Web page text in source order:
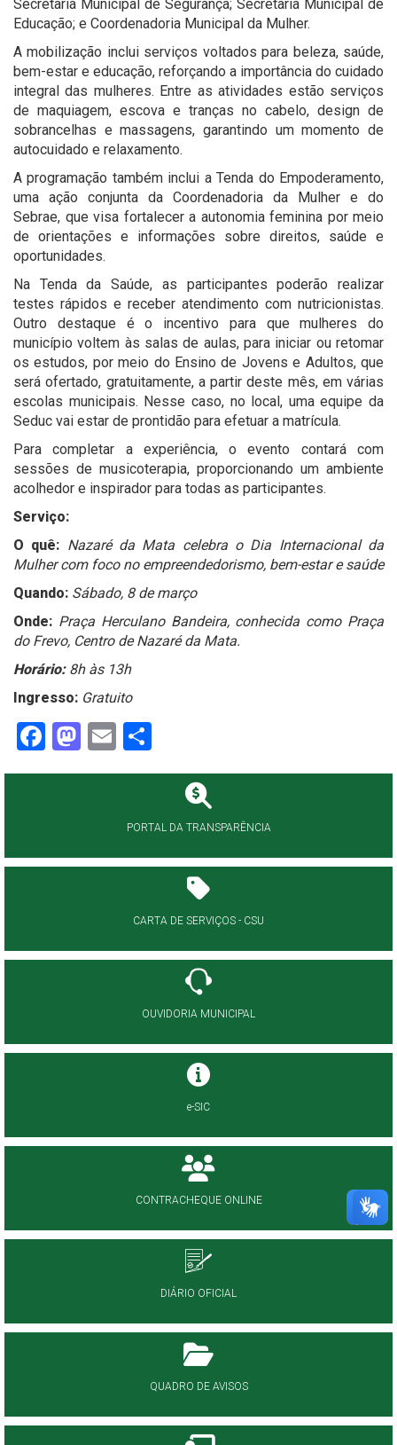
Secretaria Municipal de Segurança; Secretaria Municipal de
Educação; e Coordenadoria Municipal da Mulher.
A mobilização inclui serviços voltados para beleza, saúde,
bem-estar e educação, reforçando a importância do cuidado
integral das mulheres. Entre as atividades estão serviços
de maquiagem, escova e tranças no cabelo, design de
sobrancelhas e massagens, garantindo um momento de
autocuidado e relaxamento.
A programação também inclui a Tenda do Empoderamento,
uma ação conjunta da Coordenadoria da Mulher e do
Sebrae, que visa fortalecer a autonomia feminina por meio
de orientações e informações sobre direitos, saúde e
oportunidades.
Na Tenda da Saúde, as participantes poderão realizar
testes rápidos e receber atendimento com nutricionistas.
Outro destaque é o incentivo para que mulheres do
município voltem às salas de aulas, para iniciar ou retomar
os estudos, por meio do Ensino de Jovens e Adultos, que
será ofertado, gratuitamente, a partir deste mês, em várias
escolas municipais. Nesse caso, no local, uma equipe da
Seduc vai estar de prontidão para efetuar a matrícula.
Para completar a experiência, o evento contará com
sessões de musicoterapia, proporcionando um ambiente
acolhedor e inspirador para todas as participantes.
Serviço:
O quê: Nazaré da Mata celebra o Dia Internacional da
Mulher com foco no empreendedorismo, bem-estar e saúde
Quando: Sábado, 8 de março
Onde: Praça Herculano Bandeira, conhecida como Praça
do Frevo, Centro de Nazaré da Mata.
Horário: 8h às 13h
Ingresso: Gratuito
Facebook
Mastodon
Email
PORTAL DA TRANSPARÊNCIA
CARTA DE SERVIÇOS - CSU
OUVIDORIA MUNICIPAL
e-SIC
CONTRACHEQUE ONLINE
DIÁRIO OFICIAL
QUADRO DE AVISOS